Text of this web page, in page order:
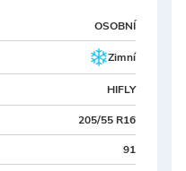
OSOBNÍ
Zimní
HIFLY
205/55 R16
91